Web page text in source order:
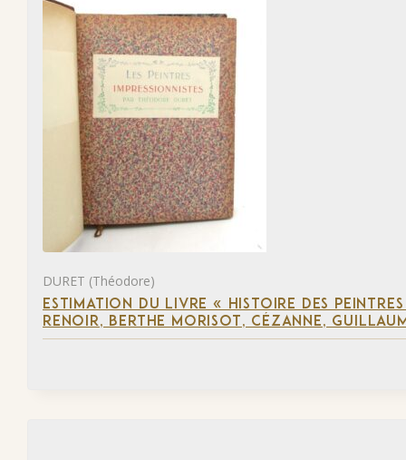
DURET (Théodore)
ESTIMATION DU LIVRE « HISTOIRE DES
RENOIR, BERTHE MORISOT, CÉZANNE,